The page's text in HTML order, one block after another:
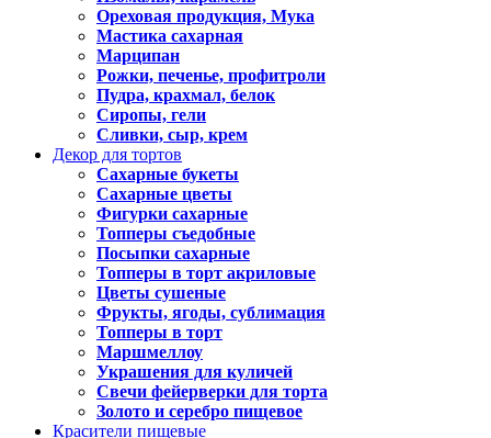
Ореховая продукция, Мука
Мастика сахарная
Марципан
Рожки, печенье, профитроли
Пудра, крахмал, белок
Сиропы, гели
Сливки, сыр, крем
Декор для тортов
Сахарные букеты
Сахарные цветы
Фигурки сахарные
Топперы съедобные
Посыпки сахарные
Топперы в торт акриловые
Цветы сушеные
Фрукты, ягоды, сублимация
Топперы в торт
Маршмеллоу
Украшения для куличей
Свечи фейерверки для торта
Золото и серебро пищевое
Красители пищевые